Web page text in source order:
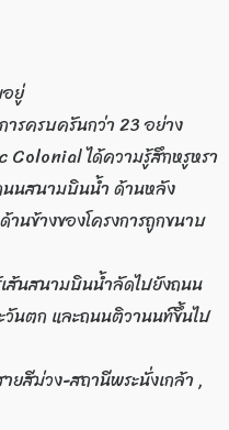
ยู่
รครบครันกว่า 23 อย่าง
Colonial ได้ความรู้สึกหรูหรา
นนสนามบินน้ำ ด้านหลัง
นข้างของโครงการถูกขนาบ
เส้นสนามบินน้ำลัดไปยังถนน
นตก และถนนติวานนท์ขึ้นไป
ยสีม่วง-สถานีพระนั่งเกล้า ,